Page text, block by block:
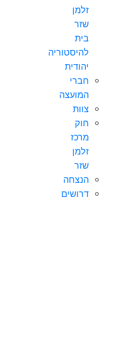
זלמן
שזר
בית
להיסטוריה
יהודית
חברי
המועצה
צוות
חוק
מרכז
זלמן
שזר
הנצחה
דרושים